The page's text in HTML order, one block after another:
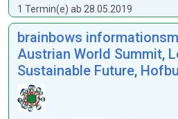
1 Termin(e) ab 28.05.2019
brainbows
Austrian World Summit,
Sustainable Future,